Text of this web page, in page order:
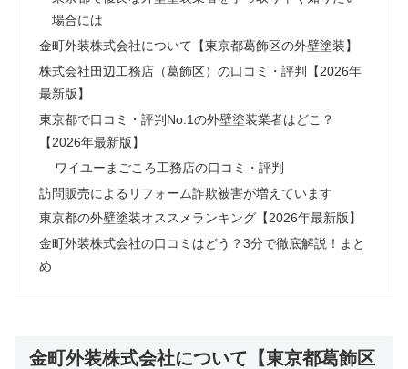
場合には
金町外装株式会社について【東京都葛飾区の外壁塗装】
株式会社田辺工務店（葛飾区）の口コミ・評判【2026年
最新版】
東京都で口コミ・評判No.1の外壁塗装業者はどこ？
【2026年最新版】
ワイユーまごころ工務店の口コミ・評判
訪問販売によるリフォーム詐欺被害が増えています
東京都の外壁塗装オススメランキング【2026年最新版】
金町外装株式会社の口コミはどう？3分で徹底解説！まと
め
金町外装株式会社について【東京都葛飾区